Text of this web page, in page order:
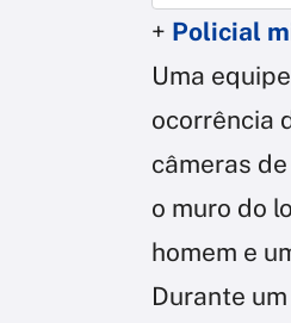
+ Policial
Uma
ocorrência
câmeras
o muro do
homem e
Durante